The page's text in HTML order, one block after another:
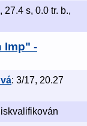
27.4 s, 0.0 tr. b.,
Imp" -
: 3/17, 20.27